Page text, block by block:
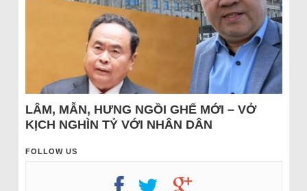
LÂM, MẪN, HƯNG NGỒI GHẾ MỚI – VỞ
KỊCH NGHÌN TỶ VỚI NHÂN DÂN
FOLLOW US